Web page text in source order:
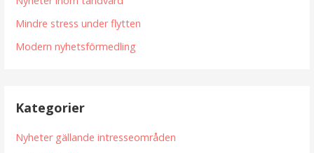
Mindre stress under flytten
Modern nyhetsförmedling
Kategorier
Nyheter gällande intresseområden